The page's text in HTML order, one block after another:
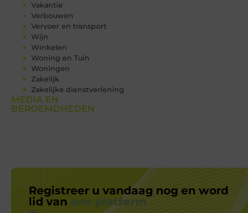
Vakantie
Verbouwen
Vervoer en transport
Wijn
Winkelen
Woning en Tuin
Woningen
Zakelijk
Zakelijke dienstverlening
MEDIA EN
BEROEMDHEDEN
Registreer u vandaag nog en word
lid van
ons platform